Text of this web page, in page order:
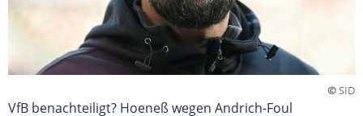
©SID
VfB benachteiligt? Hoeneß wegen Andrich-Foul